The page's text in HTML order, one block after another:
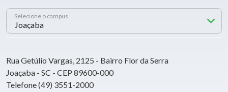
Selecione o campus
Rua Getúlio Vargas, 2125 - Bairro Flor da Serra
Joaçaba - SC - CEP 89600-000
Telefone (49) 3551-2000